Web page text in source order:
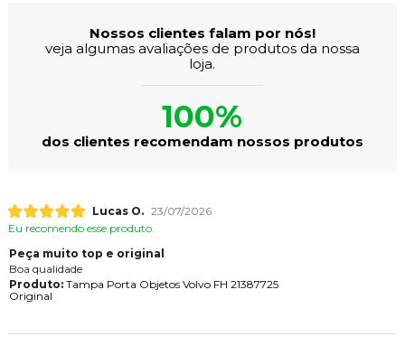
Nossos clientes falam por nós!
veja algumas avaliações de produtos da nossa
loja.
100%
dos clientes recomendam nossos produtos
Lucas O. 23/07/2026
Eu recomendo esse produto.
Peça muito top e original
Boa qualidade
Produto:Tampa Porta Objetos Volvo FH 21387725
Original